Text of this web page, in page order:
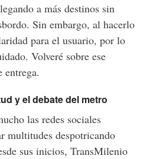
a más destinos sin
Sin embargo, al hacerlo
para el usuario, por lo
Volveré sobre ese
entrega.
y el debate del metro
las redes sociales
multitudes despotricando
sus inicios, TransMilenio